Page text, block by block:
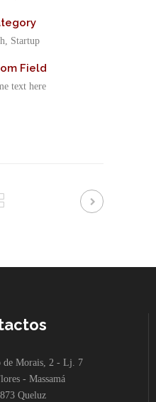
Startup
Field
text here
de Morais, 2 - Lj. 7
- Massamá
Queluz